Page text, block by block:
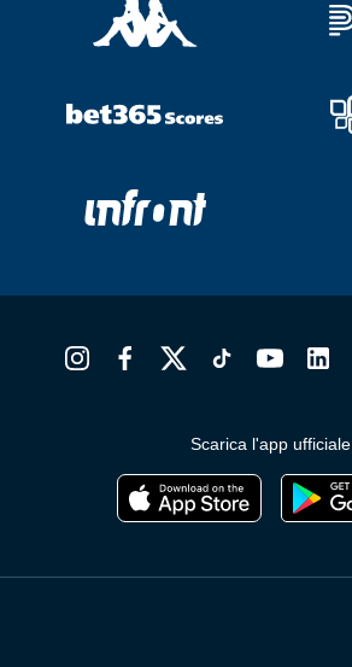
Scarica l'app ufficiale